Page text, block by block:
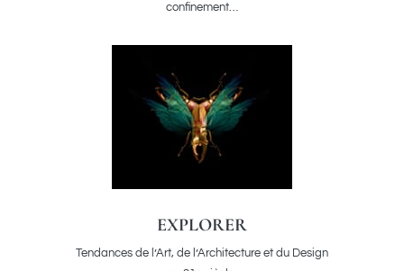
confinement…
EXPLORER
Tendances de l’Art, de l’Architecture et du Design